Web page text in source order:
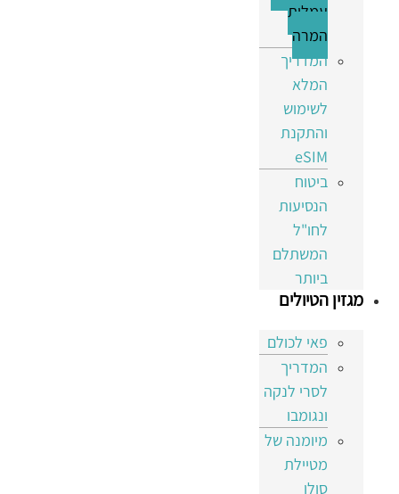
עמלות
המרה
המדריך
המלא
לשימוש
והתקנת
eSIM
ביטוח
הנסיעות
לחו"ל
המשתלם
ביותר
מגזין הטיולים
פאי לכולם
המדריך
לסרי לנקה
ונגומבו
מיומנה של
מטיילת
סולו